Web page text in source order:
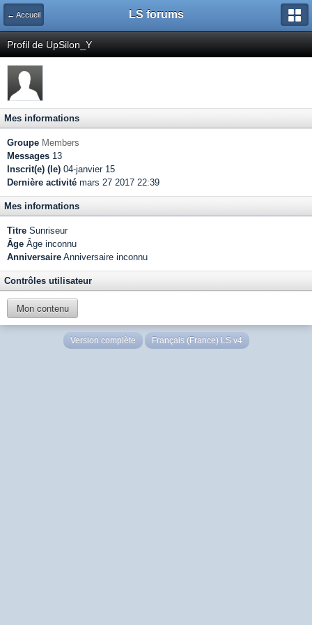
← Accueil LS forums
Profil de UpSilon_Y
Mes informations
Groupe Members
Messages 13
Inscrit(e) (le) 04-janvier 15
Dernière activité mars 27 2017 22:39
Mes informations
Titre Sunriseur
Âge Âge inconnu
Anniversaire Anniversaire inconnu
Contrôles utilisateur
Mon contenu
Version complète Français (France) LS v4